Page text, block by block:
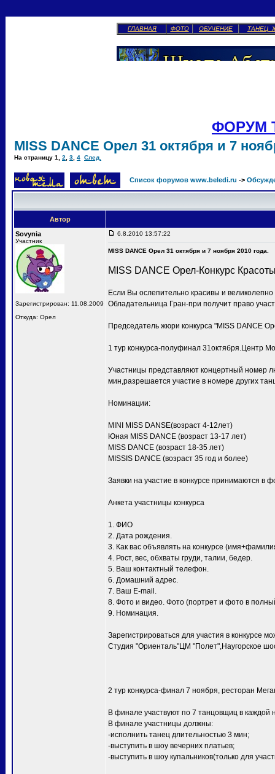
ГЛАВНАЯ ФОТО ОБУЧЕНИЕ ТАНЕЦ
ФОРУМ
MISS DANCE Орел 31 октября и 7
На страницу 1 2 3 4 След.
Список форумов www.beledi.ru ->
Автор
Sovynia
Участник
Зарегистрирован: 11.08.2009
Откуда: Орел
6.8.2010 13:57:22
MISS DANCE Орел 31 октября и 7 ноября 2010 года.
MISS DANCE Орел-Конкурс
Если Вы ослепительно красивы и
Обладательница Гран-при получит право
Председатель жюри конкурса "MISS DANCE
1 тур конкурса-полуфинал 31октября.Центр
Участницы представляют концертный номер
мин,разрешается участие в номере других
Номинации:
MINI MISS DANSE(возраст 4-12лет)
Юная MISS DANCE (возраст 13-17 лет)
MISS DANCE (возраст 18-35 лет)
MISSIS DANCE (возраст 35 год и более)
Заявки на участие в конкурсе принимаются в
Анкета участницы конкурса
1. ФИО
2. Дата рождения.
3. Как вас объявлять на конкурсе
4. Рост, вес, обхваты груди, талии, бедер.
5. Ваш контактный телефон.
6. Домашний адрес.
7. Ваш E-mail.
8. Фото и видео. Фото (портрет и фото в
9. Номинация.
Зарегистрироваться для участия в конкурсе
Студия "Ориенталь"ЦМ "Полет",Наугорское
2 тур конкурса-финал 7 ноября, ресторан
В финале участвуют по 7 танцовщиц в каждой
В финале участницы должны:
-исполнить танец длительностью 3 мин;
-выступить в шоу вечерних платьев;
-выступить в шоу купальников(только для